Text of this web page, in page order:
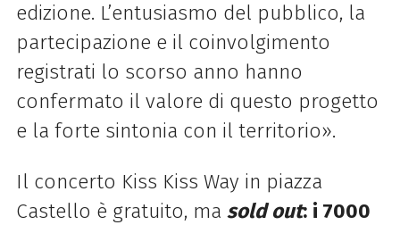
edizione. L’entusiasmo del pubblico, la
partecipazione e il coinvolgimento
registrati lo scorso anno hanno
confermato il valore di questo progetto
e la forte sintonia con il territorio».
Il concerto Kiss Kiss Way in piazza
Castello è gratuito, ma sold out: i 7000